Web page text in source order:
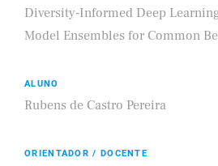
Diversity-Informed Deep
Model Ensembles for Common
ALUNO
Rubens de Castro Pereira
ORIENTADOR / DOCENTE